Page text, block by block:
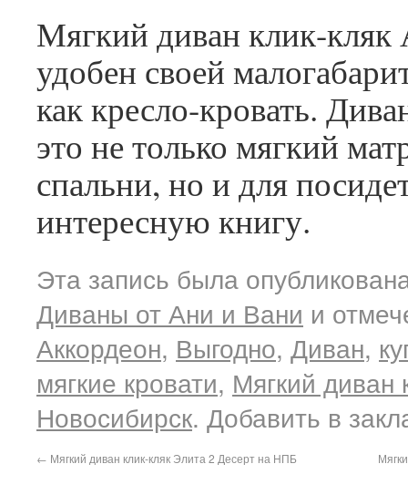
Мягкий диван клик-кляк
удобен своей
как кресло-кровать.
это не только мягкий
спальни, но и для
интересную книгу.
Эта запись была
Диваны от Ани и Вани и
Аккордеон, Выгодно, Диван,
мягкие кровати, Мягкий диван
Новосибирск. Добавить в
← Мягкий диван клик-кляк Элита 2 Десерт на НПБ